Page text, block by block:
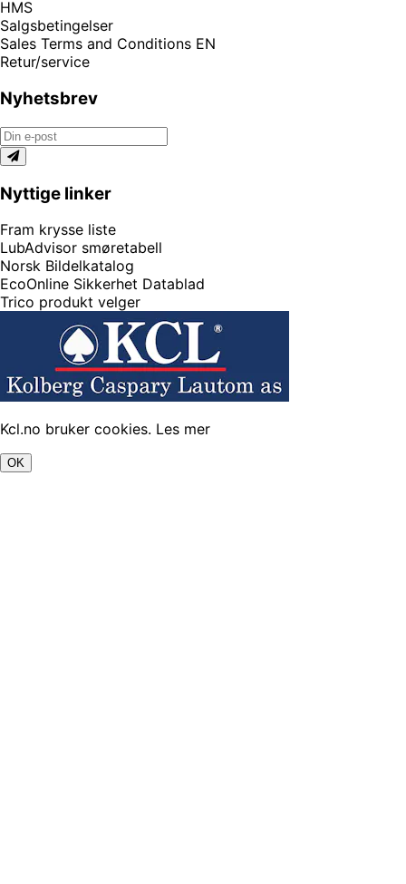
HMS
Salgsbetingelser
Sales Terms and Conditions EN
Retur/service
Nyhetsbrev
Nyttige linker
Fram krysse liste
LubAdvisor smøretabell
Norsk Bildelkatalog
EcoOnline Sikkerhet Datablad
Trico produkt velger
Kcl.no bruker cookies. Les mer
OK